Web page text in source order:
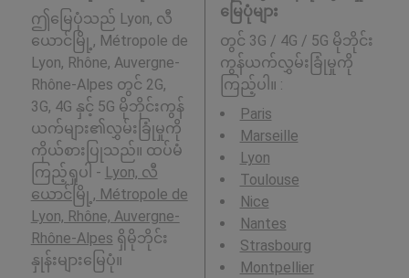
ဤမြေပုံသည် Lyon, လီ
ယောင်မြို့, Métropole de
Lyon, Rhône, Auvergne-
Rhône-Alpes တွင် 2G,
3G, 4G နှင့် 5G မိုဘိုင်းကွန်
ယက်များ၏လွှမ်းခြုံမှုကို
ကိုယ်စားပြုသည်။ ထပ်မံ
ကြည့်ရှုပါ - Lyon, လီ
ယောင်မြို့, Métropole de
Lyon, Rhône, Auvergne-
Rhône-Alpes ရှိမိုဘိုင်း
နှုန်းများမြေပုံ။
မြေပုံများ
တွင် 3G / 4G / 5G မိုဘိုင်း
ကွန်ယက်လွှမ်းခြုံမှုကို
ကြည့်ပါ။ :
Paris
Marseille
Lyon
Toulouse
Nice
Nantes
Strasbourg
Montpellier